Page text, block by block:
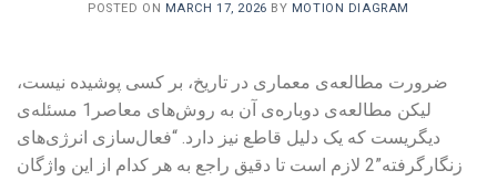
POSTED ON MARCH 17, 2026 BY MOTION DIAGRAM
ضرورت مطالعه‌ی معماری در تاریخ، بر کسی پوشیده نیست،
لیکن مطالعه‌ی دوباره‌ی آن به روش‌های معاصر1 مسئله‌ی
دیگریست که یک دلیل قاطع نیز دارد. “فعال‌سازی انرژی‌های
زنگارگرفته‌”2 لازم است تا دقیق راجع به هر کدام از این واژگان